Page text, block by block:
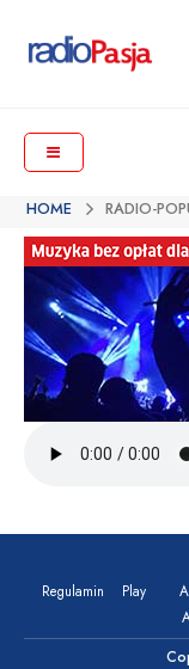
HOME RADIO-
Regulamin Play